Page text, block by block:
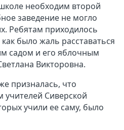
необходим второй
заведение не могло
Ребятам приходилось
было жаль расставаться
садом и его яблочным
Викторовна.
призналась, что
учителей Сиверской
учили ее саму, было